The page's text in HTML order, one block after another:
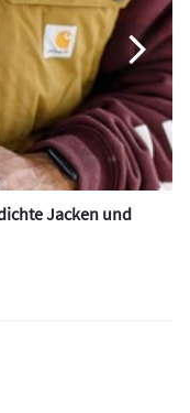
Jacken und